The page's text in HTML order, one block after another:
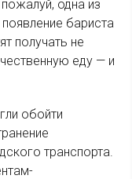
одна из
бариста
получать не
еду — и
обойти
транспорта.